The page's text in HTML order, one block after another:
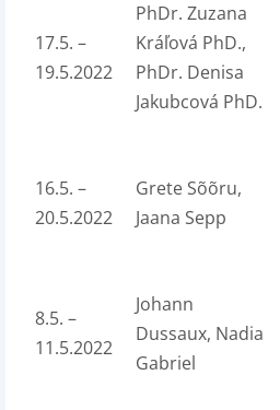
17.5. –
19.5.2022
PhDr. Zuzana
Kráľová PhD.,
PhDr. Denisa
Jakubcová PhD.
16.5. –
20.5.2022
Grete Sõõru,
Jaana Sepp
8.5. –
11.5.2022
Johann
Dussaux, Nadia
Gabriel